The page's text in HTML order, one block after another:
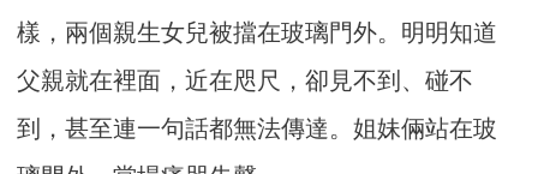
樣，兩個親生女兒被擋在玻璃門外。明明知道
父親就在裡面，近在咫尺，卻見不到、碰不
到，甚至連一句話都無法傳達。姐妹倆站在玻